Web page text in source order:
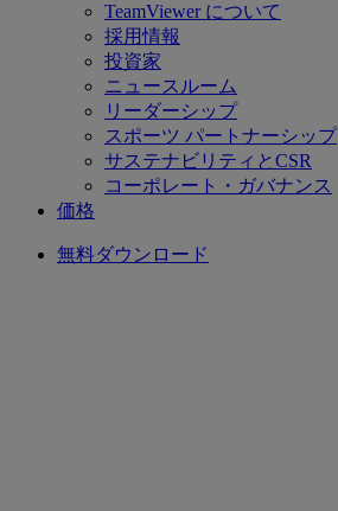
TeamViewer について
採用情報
投資家
ニュースルーム
リーダーシップ
スポーツ パートナーシップ
サステナビリティとCSR
コーポレート・ガバナンス
価格
無料ダウンロード